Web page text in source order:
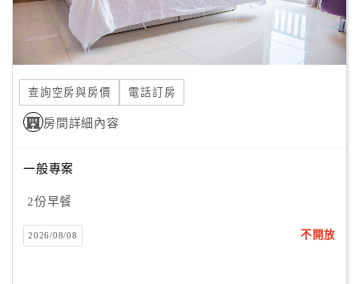
度
訂
單
管
理
員
戶
查詢空房與房價 電話訂房
房間詳細內容
一般專案
2份早餐
2026/08/08 不開放